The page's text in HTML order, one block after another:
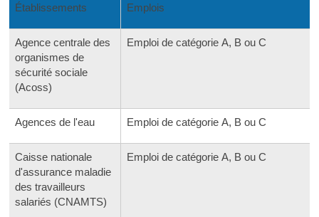
Établissements Emplois
Agence centrale des
organismes de
sécurité sociale
(Acoss)
Emploi de catégorie A, B ou C
Agences de l'eau Emploi de catégorie A, B ou C
Caisse nationale
d'assurance maladie
des travailleurs
salariés (CNAMTS)
Emploi de catégorie A, B ou C